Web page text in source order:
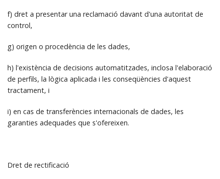
f) dret a presentar una reclamació davant d'una autoritat de
control,
g) origen o procedència de les dades,
h) l'existència de decisions automatitzades, inclosa l'elaboració
de perfils, la lògica aplicada i les conseqüències d'aquest
tractament, i
i) en cas de transferències internacionals de dades, les
garanties adequades que s'ofereixen.
Dret de rectificació